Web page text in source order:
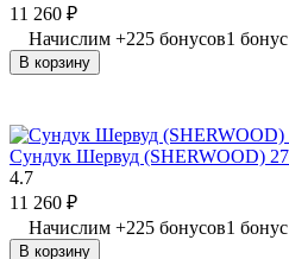
11 260 ₽
Начислим +225 бонусов1
В корзину
Сундук Шервуд (SHERWOOD)
4.7
11 260 ₽
Начислим +225 бонусов1
В корзину